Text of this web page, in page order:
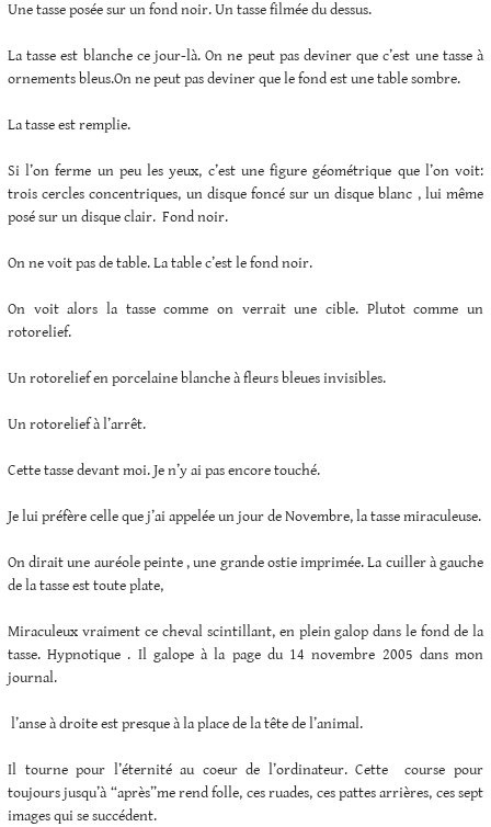
Une tasse posée sur un fond noir. Un tasse filmée du dessus.
La tasse est blanche ce jour-là. On ne peut pas deviner que c’est une tasse à
ornements bleus.On ne peut pas deviner que le fond est une table sombre.
La tasse est remplie.
Si l’on ferme un peu les yeux, c’est une figure géométrique que l’on voit:
trois cercles concentriques, un disque foncé sur un disque blanc , lui même
posé sur un disque clair. Fond noir.
On ne voit pas de table. La table c’est le fond noir.
On voit alors la tasse comme on verrait une cible. Plutot comme un
rotorelief.
Un rotorelief en porcelaine blanche à fleurs bleues invisibles.
Un rotorelief à l’arrêt.
Cette tasse devant moi. Je n’y ai pas encore touché.
Je lui préfère celle que j’ai appelée un jour de Novembre, la tasse miraculeuse.
On dirait une auréole peinte , une grande ostie imprimée. La cuiller à gauche
de la tasse est toute plate,
Miraculeux vraiment ce cheval scintillant, en plein galop dans le fond de la
tasse. Hypnotique . Il galope à la page du 14 novembre 2005 dans mon
journal.
l’anse à droite est presque à la place de la tête de l’animal.
Il tourne pour l’éternité au coeur de l’ordinateur. Cette course pour
toujours jusqu’à “après”me rend folle, ces ruades, ces pattes arrières, ces sept
images qui se succédent.